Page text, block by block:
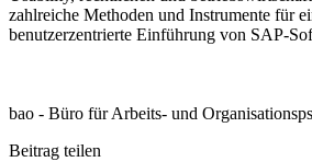
zahlreiche Methoden und Instrumente für
benutzerzentrierte Einführung von SAP-
bao - Büro für Arbeits- und
Beitrag teilen